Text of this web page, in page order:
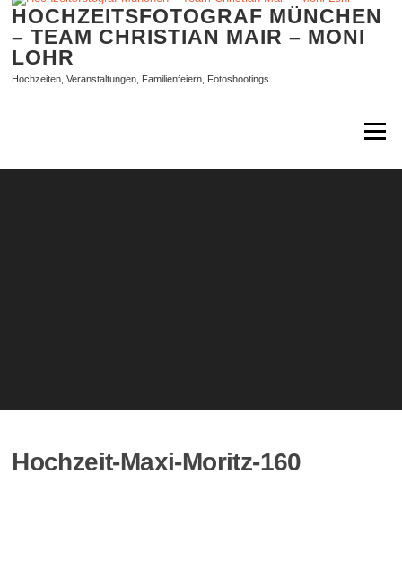
Zum
springen
HOCHZEITSFOTOGRAF MÜNCHEN
– TEAM CHRISTIAN MAIR – MONI
LOHR
Hochzeiten, Veranstaltungen, Familienfeiern, Fotoshootings
Menü
Hochzeit-Maxi-Moritz-160